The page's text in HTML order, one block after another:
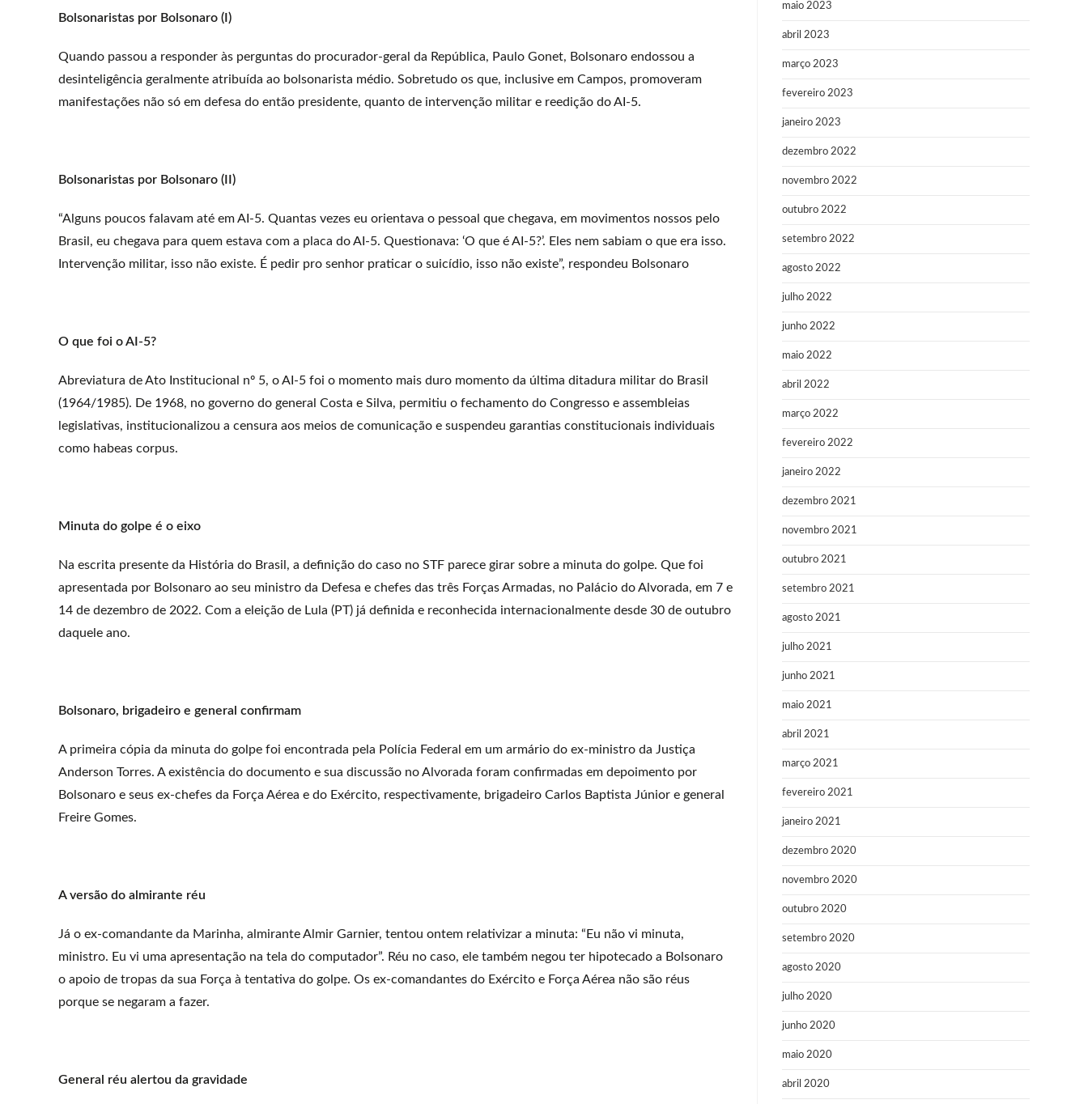
Bolsonaristas por Bolsonaro (I)
Quando passou a responder às perguntas do procurador-geral da República, Paulo Gonet, Bolsonaro endossou a
desinteligência geralmente atribuída ao bolsonarista médio. Sobretudo os que, inclusive em Campos, promoveram
manifestações não só em defesa do então presidente, quanto de intervenção militar e reedição do AI-5.
Bolsonaristas por Bolsonaro (II)
“Alguns poucos falavam até em AI-5. Quantas vezes eu orientava o pessoal que chegava, em movimentos nossos pelo
Brasil, eu chegava para quem estava com a placa do AI-5. Questionava: ‘O que é AI-5?’. Eles nem sabiam o que era isso.
Intervenção militar, isso não existe. É pedir pro senhor praticar o suicídio, isso não existe”, respondeu Bolsonaro
O que foi o AI-5?
Abreviatura de Ato Institucional nº 5, o AI-5 foi o momento mais duro momento da última ditadura militar do Brasil
(1964/1985). De 1968, no governo do general Costa e Silva, permitiu o fechamento do Congresso e assembleias
legislativas, institucionalizou a censura aos meios de comunicação e suspendeu garantias constitucionais individuais
como habeas corpus.
Minuta do golpe é o eixo
Na escrita presente da História do Brasil, a definição do caso no STF parece girar sobre a minuta do golpe. Que foi
apresentada por Bolsonaro ao seu ministro da Defesa e chefes das três Forças Armadas, no Palácio do Alvorada, em 7 e
14 de dezembro de 2022. Com a eleição de Lula (PT) já definida e reconhecida internacionalmente desde 30 de outubro
daquele ano.
Bolsonaro, brigadeiro e general confirmam
A primeira cópia da minuta do golpe foi encontrada pela Polícia Federal em um armário do ex-ministro da Justiça
Anderson Torres. A existência do documento e sua discussão no Alvorada foram confirmadas em depoimento por
Bolsonaro e seus ex-chefes da Força Aérea e do Exército, respectivamente, brigadeiro Carlos Baptista Júnior e general
Freire Gomes.
A versão do almirante réu
Já o ex-comandante da Marinha, almirante Almir Garnier, tentou ontem relativizar a minuta: “Eu não vi minuta,
ministro. Eu vi uma apresentação na tela do computador”. Réu no caso, ele também negou ter hipotecado a Bolsonaro
o apoio de tropas da sua Força à tentativa do golpe. Os ex-comandantes do Exército e Força Aérea não são réus
porque se negaram a fazer.
General réu alertou da gravidade
maio 2023
abril 2023
março 2023
fevereiro 2023
janeiro 2023
dezembro 2022
novembro 2022
outubro 2022
setembro 2022
agosto 2022
julho 2022
junho 2022
maio 2022
abril 2022
março 2022
fevereiro 2022
janeiro 2022
dezembro 2021
novembro 2021
outubro 2021
setembro 2021
agosto 2021
julho 2021
junho 2021
maio 2021
abril 2021
março 2021
fevereiro 2021
janeiro 2021
dezembro 2020
novembro 2020
outubro 2020
setembro 2020
agosto 2020
julho 2020
junho 2020
maio 2020
abril 2020